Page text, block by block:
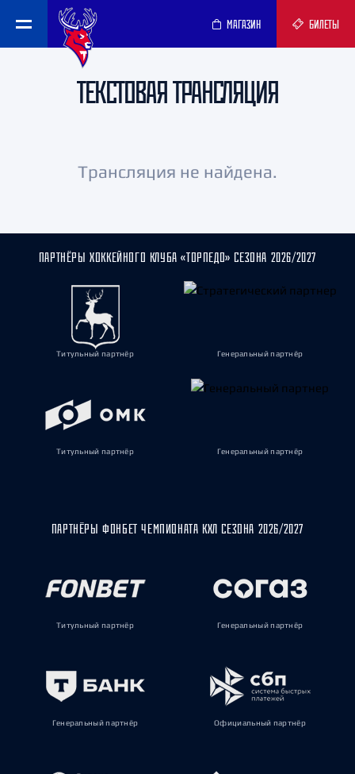
МАГАЗИН БИЛЕТЫ
ТЕКСТОВАЯ ТРАНСЛЯЦИЯ
Трансляция не найдена.
ПАРТНЁРЫ ХОККЕЙНОГО КЛУБА «ТОРПЕДО» СЕЗОНА 2026/2027
Титульный партнёр Генеральный партнёр
Титульный партнёр Генеральный партнёр
ПАРТНЁРЫ ФОНБЕТ ЧЕМПИОНАТА КХЛ СЕЗОНА 2026/2027
Титульный партнёр Генеральный партнёр
Генеральный партнёр Официальный партнёр